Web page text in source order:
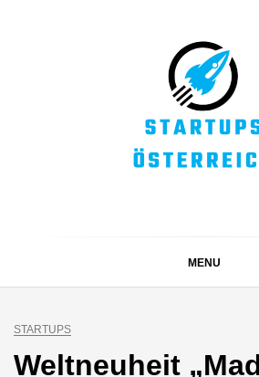
MENU
STARTUPS
Weltneuheit